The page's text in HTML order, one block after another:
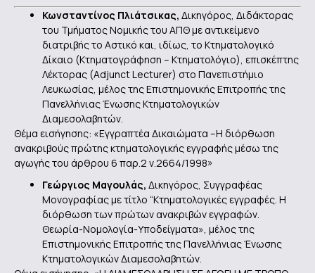
Κωνσταντίνος Πλιάτσικας, Δικηγόρος, Διδάκτορας
του Τμήματος Νομικής του ΑΠΘ με αντικείμενο
διατριβής το Αστικό και, ιδίως, το Κτηματολογικό
Δίκαιο (Κτηματογράφηση – Κτηματολόγιο), επισκέπτης
Λέκτορας (Adjunct Lecturer) στο Πανεπιστήμιο
Λευκωσίας, μέλος της Επιστημονικής Επιτροπής της
Πανελλήνιας Ένωσης Κτηματολογικών
Διαμεσολαβητών.
Θέμα εισήγησης: «Εγγραπτέα Δικαιώματα –Η διόρθωση
ανακριβούς πρώτης κτηματολογικής εγγραφής μέσω της
αγωγής του άρθρου 6 παρ.2 ν.2664/1998»
Γεώργιος Μαγουλάς, Δικηγόρος, Συγγραφέας
Μονογραφίας με τίτλο “Κτηματολογικές εγγραφές. Η
διόρθωση των πρώτων ανακριβών εγγραφών.
Θεωρία-Νομολογία-Υποδείγματα», μέλος της
Επιστημονικής Επιτροπής της Πανελλήνιας Ένωσης
Κτηματολογικών Διαμεσολαβητών.